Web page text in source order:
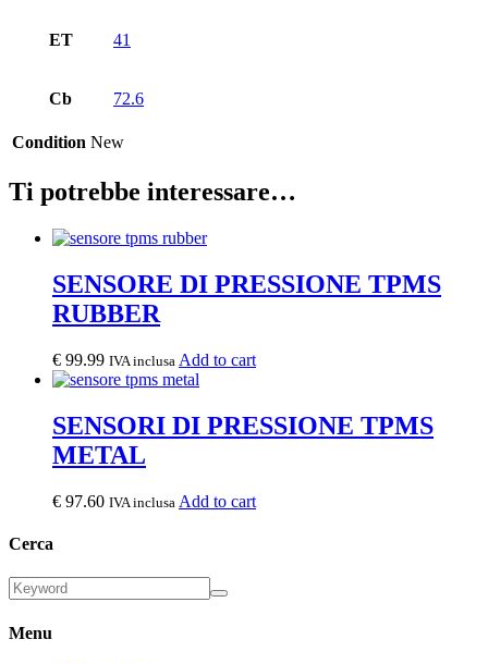
ET 41
Cb 72.6
Condition New
Ti potrebbe interessare…
SENSORE DI PRESSIONE TPMS
RUBBER
€ 99.99 IVA inclusa Add to cart
SENSORI DI PRESSIONE TPMS
METAL
€ 97.60 IVA inclusa Add to cart
Cerca
Menu